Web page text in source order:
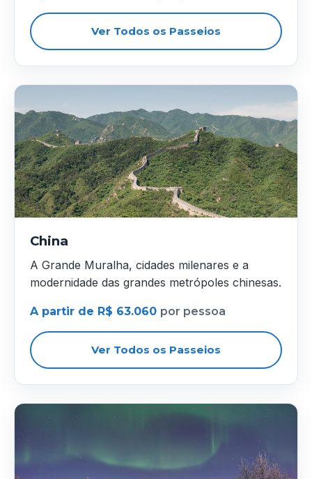
Ver Todos os Passeios
China
A Grande Muralha, cidades milenares e a
modernidade das grandes metrópoles chinesas.
A partir de R$ 63.060 por pessoa
Ver Todos os Passeios